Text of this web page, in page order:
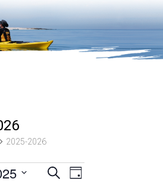
2025-2026
Recherche
RechercheNavigation
Jour